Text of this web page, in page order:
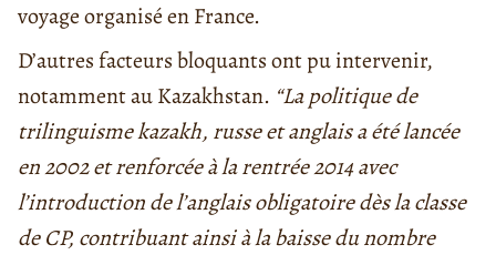
voyage organisé en France.
D’autres facteurs bloquants ont pu intervenir,
notamment au Kazakhstan. “La politique de
trilinguisme kazakh, russe et anglais a été lancée
en 2002 et renforcée à la rentrée 2014 avec
l’introduction de l’anglais obligatoire dès la classe
de CP, contribuant ainsi à la baisse du nombre